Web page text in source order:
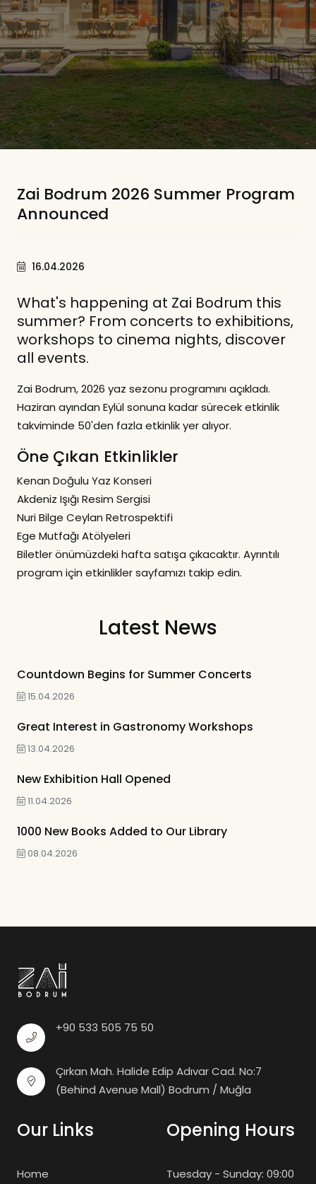
Zai Bodrum 2026 Summer Program
Announced
16.04.2026
What's happening at Zai Bodrum this
summer? From concerts to exhibitions,
workshops to cinema nights, discover
all events.
Zai Bodrum, 2026 yaz sezonu programını açıkladı.
Haziran ayından Eylül sonuna kadar sürecek etkinlik
takviminde 50'den fazla etkinlik yer alıyor.
Öne Çıkan Etkinlikler
Kenan Doğulu Yaz Konseri
Akdeniz Işığı Resim Sergisi
Nuri Bilge Ceylan Retrospektifi
Ege Mutfağı Atölyeleri
Biletler önümüzdeki hafta satışa çıkacaktır. Ayrıntılı
program için etkinlikler sayfamızı takip edin.
Latest News
Countdown Begins for Summer Concerts
15.04.2026
Great Interest in Gastronomy Workshops
13.04.2026
New Exhibition Hall Opened
11.04.2026
1000 New Books Added to Our Library
08.04.2026
+90 533 505 75 50
Çırkan Mah. Halide Edip Adıvar Cad. No:7
(Behind Avenue Mall) Bodrum / Muğla
Our Links
Home
Opening Hours
Tuesday - Sunday: 09:00